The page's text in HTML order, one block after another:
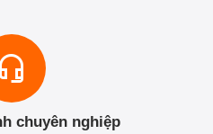
chuyên nghiệp